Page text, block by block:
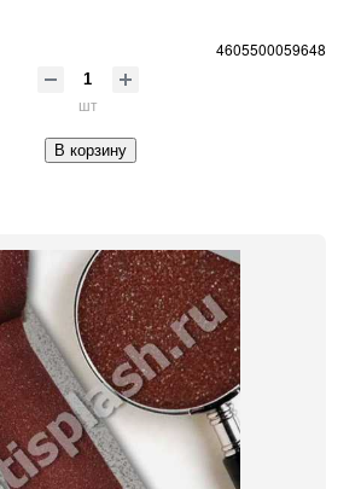
4605500059648
шт
В корзину